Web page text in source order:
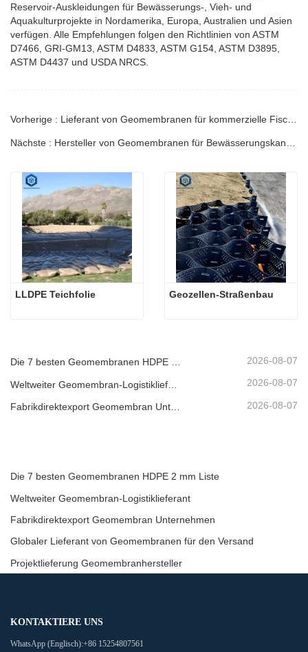
Reservoir-Auskleidungen für Bewässerungs-, Vieh- und
Aquakulturprojekte in Nordamerika, Europa, Australien und Asien
verfügen. Alle Empfehlungen folgen den Richtlinien von ASTM
D7466, GRI-GM13, ASTM D4833, ASTM G154, ASTM D3895,
ASTM D4437 und USDA NRCS.
LLDPE Teichfolie Geozellen-Straßenbau
Die 7 besten Geomembranen HDPE 2 mm Liste 2026-08-07
2026-08-07
2026-08-07
Die 7 besten Geomembranen HDPE 2 mm Liste
Weltweiter Geomembran-Logistiklieferant
Fabrikdirektexport Geomembran Unternehmen
Globaler Lieferant von Geomembranen für den Versand
Projektlieferung Geomembranhersteller
KONTAKTIERE UNS
WhatsApp (Englisch):+86 15254807561